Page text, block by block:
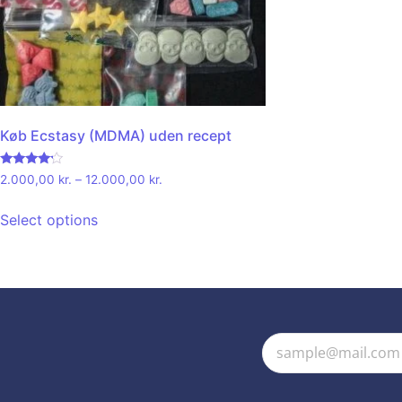
Køb Ecstasy (MDMA) uden recept
Rated
4.00
2.000,00 kr. – 12.000,00 kr.
Select options